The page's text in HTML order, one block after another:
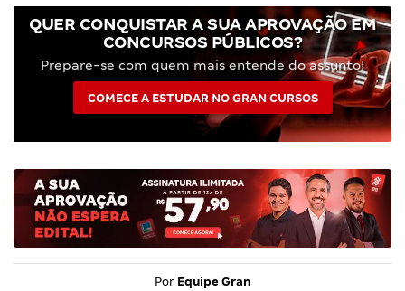
QUER CONQUISTAR A SUA APROVAÇÃO EM
CONCURSOS PÚBLICOS?
Prepare-se com quem mais entende do assunto!
COMECE A ESTUDAR NO GRAN CURSOS
Por Equipe Gran